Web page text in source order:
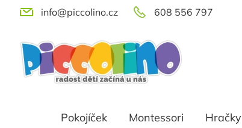
Přejít
obsah
608 556 797
info@piccolino.cz
Pokojíček Montessori Hračky